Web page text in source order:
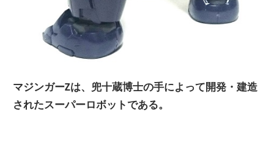
マジンガーZは、兜十蔵博士の手によって開発・建造
されたスーパーロボットである。